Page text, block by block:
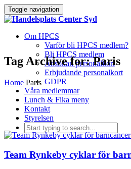
Toggle navigation
Om HPCS
Varför bli HPCS medlem?
Bli HPCS medlem
Ansökan personalkort
Erbjudande personalkort
GDPR
Våra medlemmar
Lunch & Fika meny
Kontakt
Styrelsen
Tag Archive for: Paris
Home Paris
Team Rynkeby cyklar för